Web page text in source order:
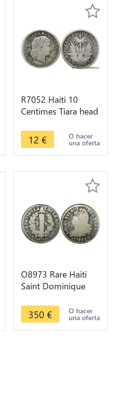
R7052 Haiti 10
Centimes Tiara head
> Make offer
12 € O hacer
una oferta
O8973 Rare Haiti
Saint Dominique
XVI François An 4
1792 I Limoges
350 € O hacer
una oferta